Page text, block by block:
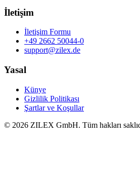
İletişim
İletişim Formu
+49 2662 50044-0
support@zilex.de
Yasal
Künye
Gizlilik Politikası
Şartlar ve Koşullar
© 2026 ZILEX GmbH. Tüm hakları